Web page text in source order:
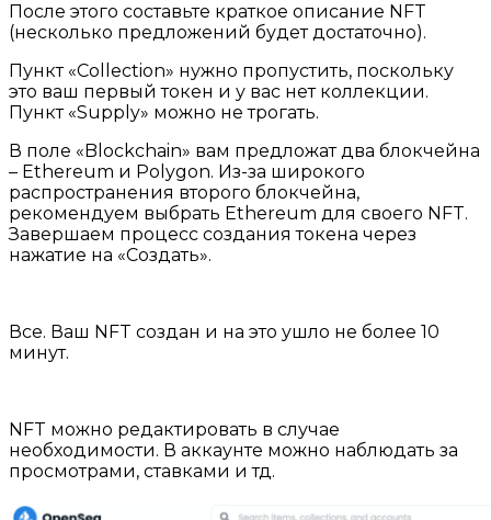
После этого составьте краткое описание NFT
(несколько предложений будет достаточно).
Пункт «Collection» нужно пропустить, поскольку
это ваш первый токен и у вас нет коллекции.
Пункт «Supply» можно не трогать.
В поле «Blockchain» вам предложат два блокчейна
– Ethereum и Polygon. Из-за широкого
распространения второго блокчейна,
рекомендуем выбрать Ethereum для своего NFT.
Завершаем процесс создания токена через
нажатие на «Создать».
Все. Ваш NFT создан и на это ушло не более 10
минут.
NFT можно редактировать в случае
необходимости. В аккаунте можно наблюдать за
просмотрами, ставками и тд.